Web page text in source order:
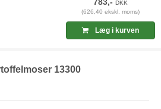
783,-DKK
(626,40 ekskl. moms)
Læg i kurven
13300